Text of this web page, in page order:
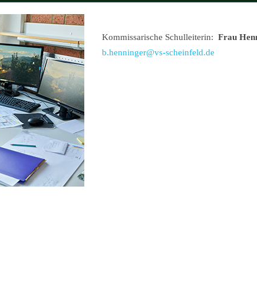
Kommissarische Schulleiterin: Frau
b.henninger@vs-scheinfeld.de